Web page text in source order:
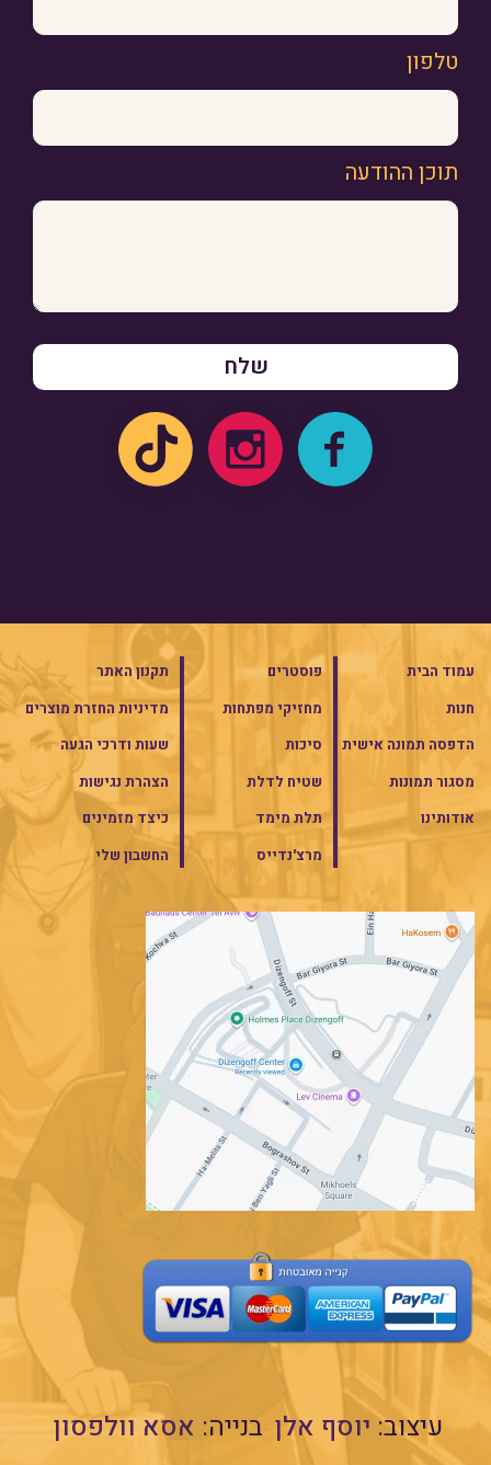
טלפון
תוכן ההודעה
עמוד הבית
חנות
הדפסה תמונה אישית
מסגור תמונות
אודותינו
פוסטרים
מחזיקי מפתחות
סיכות
שטיח לדלת
תלת מימד
מרצ'נדייס
תקנון האתר
מדיניות החזרת מוצרים
שעות ודרכי הגעה
הצהרת נגישות
כיצד מזמינים
החשבון שלי
עיצוב:יוסף אלן בנייה: אסא וולפסון